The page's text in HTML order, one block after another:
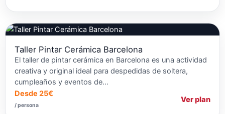
Taller Pintar Cerámica Barcelona
El taller de pintar cerámica en Barcelona es una actividad
creativa y original ideal para despedidas de soltera,
cumpleaños y eventos de…
Desde 25€
/ persona
Ver plan